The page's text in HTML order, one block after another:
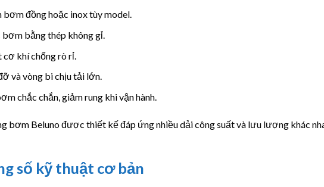
bơm đồng hoặc inox tùy model.
bơm bằng thép không gỉ.
cơ khí chống rò rỉ.
và vòng bi chịu tải lớn.
chắc chắn, giảm rung khi vận hành.
bơm Beluno được thiết kế đáp ứng nhiều dải công suất và lưu lượng khác
số kỹ thuật cơ bản